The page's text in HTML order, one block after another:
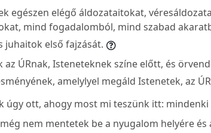
egészen elégő áldozataitokat,
mind fogadalomból, mind szabad
juhaitok első fajzását.
az ÚRnak, Isteneteknek színe előtt, és
amelylyel megáld Istenetek, az
úgy ott, ahogy most mi teszünk itt:
nem mentetek be a nyugalom helyére és